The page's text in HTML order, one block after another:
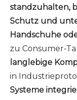
standzuhalten,
Schutz und
Handschuhe
zu Consumer-
langlebige
in
Systeme